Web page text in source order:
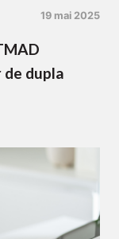
19 mai 2025
dupla